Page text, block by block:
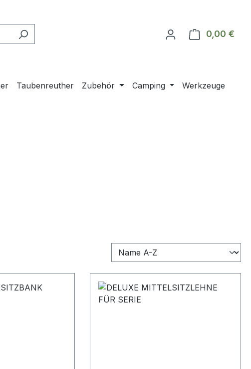
0,00 €
Taubenreuther Zubehör Camping
Werkzeuge